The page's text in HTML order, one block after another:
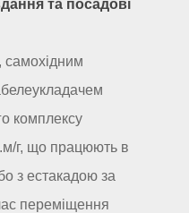
та посадові
самохідним
комплексу
г, що працюють в
з естакадою за
переміщення